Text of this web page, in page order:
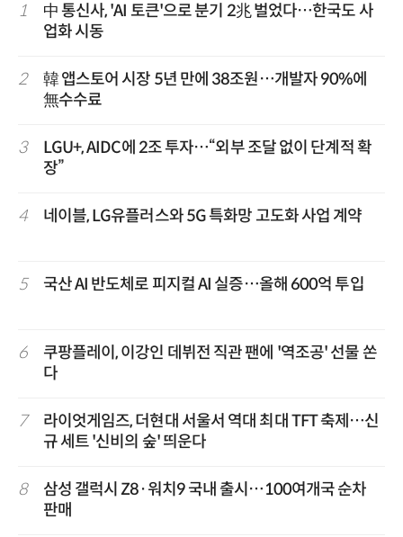
1
中 통신사, 'AI 토큰'으로 분기 2兆 벌었다…한국도 사
업화 시동
2
韓 앱스토어 시장 5년 만에 38조원…개발자 90%에
無수수료
3
LGU+, AIDC에 2조 투자…“외부 조달 없이 단계적 확
장”
4 네이블, LG유플러스와 5G 특화망 고도화 사업 계약
5 국산 AI 반도체로 피지컬 AI 실증…올해 600억 투입
6
쿠팡플레이, 이강인 데뷔전 직관 팬에 '역조공' 선물 쏜
다
7
라이엇게임즈, 더현대 서울서 역대 최대 TFT 축제…신
규 세트 '신비의 숲' 띄운다
8
삼성 갤럭시 Z8·워치9 국내 출시…100여개국 순차
판매